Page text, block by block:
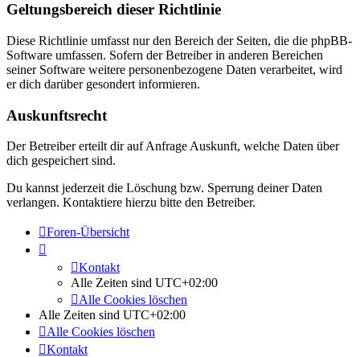
Geltungsbereich dieser Richtlinie
Diese Richtlinie umfasst nur den Bereich der Seiten, die die phpBB-
Software umfassen. Sofern der Betreiber in anderen Bereichen
seiner Software weitere personenbezogene Daten verarbeitet, wird
er dich darüber gesondert informieren.
Auskunftsrecht
Der Betreiber erteilt dir auf Anfrage Auskunft, welche Daten über
dich gespeichert sind.
Du kannst jederzeit die Löschung bzw. Sperrung deiner Daten
verlangen. Kontaktiere hierzu bitte den Betreiber.
Foren-Übersicht
Kontakt
Alle Zeiten sind UTC+02:00
Alle Cookies löschen
Alle Zeiten sind UTC+02:00
Alle Cookies löschen
Kontakt